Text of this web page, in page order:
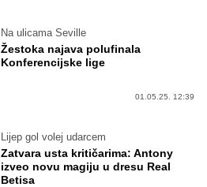
Na ulicama Seville
Žestoka najava polufinala
Konferencijske lige
01.05.25. 12:39
Lijep gol volej udarcem
Zatvara usta kritičarima: Antony
izveo novu magiju u dresu Real
Betisa